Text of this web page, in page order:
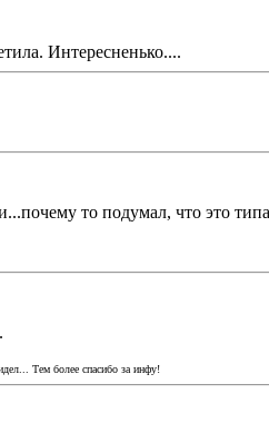
Интересненько....
то подумал, что это
Тем более спасибо за инфу!